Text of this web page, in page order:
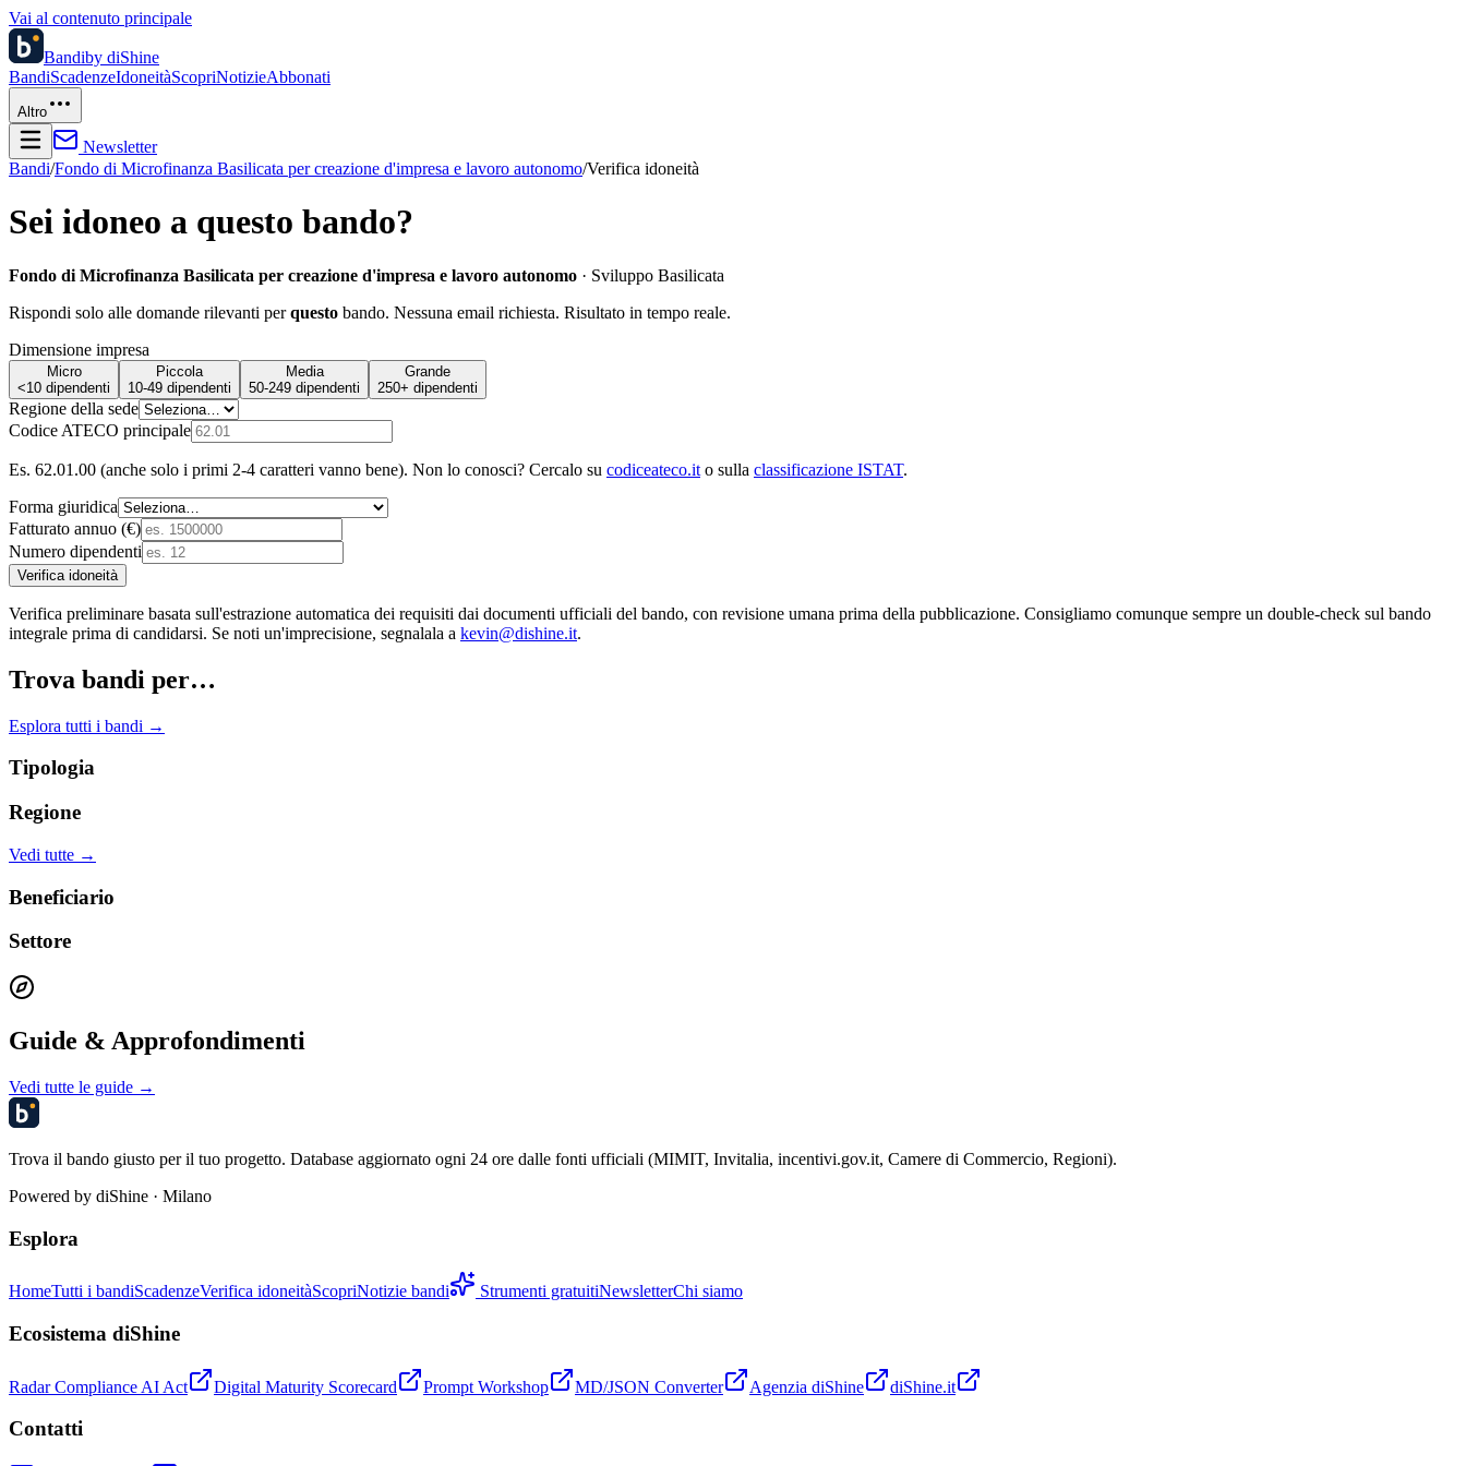
Vai al contenuto principale
Bandiby diShine
BandiScadenzeIdoneitàScopriNotizieAbbonati
Altro
Newsletter
Bandi/Fondo di Microfinanza Basilicata per creazione d'impresa e lavoro autonomo/Verifica idoneità
Sei idoneo a questo bando?
Fondo di Microfinanza Basilicata per creazione d'impresa e lavoro autonomo · Sviluppo Basilicata
Rispondi solo alle domande rilevanti perquesto bando. Nessuna email richiesta. Risultato in tempo reale.
Dimensione impresa
Micro
<10 dipendenti
Piccola
10-49 dipendenti
Media
50-249 dipendenti
Grande
250+ dipendenti
Regione della sede
Codice ATECO principale
Es. 62.01.00 (anche solo i primi 2-4 caratteri vanno bene). Non lo conosci? Cercalo su codiceateco.it o sulla classificazione ISTAT.
Forma giuridica
Fatturato annuo (€)
Numero dipendenti
Verifica idoneità
Verifica preliminare basata sull'estrazione automatica dei requisiti dai documenti ufficiali del bando, con revisione umana prima della pubblicazione. Consigliamo comunque sempre un double-check sul bando
integrale prima di candidarsi. Se noti un'imprecisione, segnalala a kevin@dishine.it.
Trova bandi per…
Esplora tutti i bandi →
Tipologia
Regione
Vedi tutte →
Beneficiario
Settore
Guide & Approfondimenti
Vedi tutte le guide →
Trova il bando giusto per il tuo progetto. Database aggiornato ogni 24 ore dalle fonti ufficiali (MIMIT, Invitalia, incentivi.gov.it, Camere di Commercio, Regioni).
Powered by diShine · Milano
Esplora
HomeTutti i bandiScadenzeVerifica idoneitàScopriNotizie bandi Strumenti gratuitiNewsletterChi siamo
Ecosistema diShine
Radar Compliance AI Act Digital Maturity Scorecard Prompt Workshop MD/JSON Converter Agenzia diShine diShine.it
Contatti